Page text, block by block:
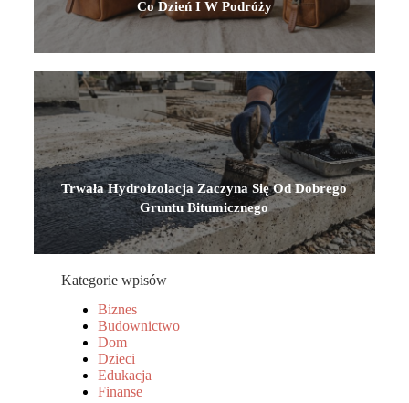
Co Dzień I W Podróży
Trwała Hydroizolacja Zaczyna Się Od Dobrego
Gruntu Bitumicznego
Kategorie wpisów
Biznes
Budownictwo
Dom
Dzieci
Edukacja
Finanse